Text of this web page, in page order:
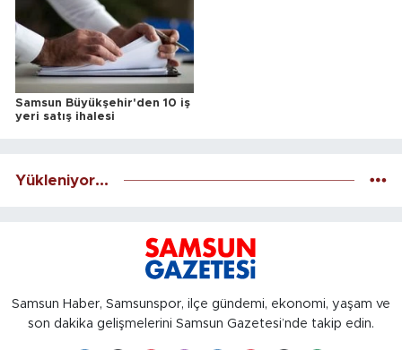
Samsun Büyükşehir'den 10 iş
yeri satış ihalesi
Yükleniyor...
Samsun Haber, Samsunspor, ilçe gündemi, ekonomi, yaşam ve
son dakika gelişmelerini Samsun Gazetesi’nde takip edin.